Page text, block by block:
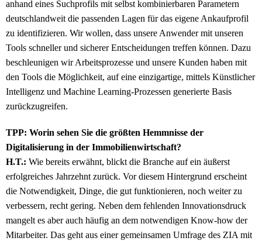
anhand eines Suchprofils mit selbst kombinierbaren Parametern
deutschlandweit die passenden Lagen für das eigene Ankaufprofil
zu identifizieren. Wir wollen, dass unsere Anwender mit unseren
Tools schneller und sicherer Entscheidungen treffen können. Dazu
beschleunigen wir Arbeitsprozesse und unsere Kunden haben mit
den Tools die Möglichkeit, auf eine einzigartige, mittels Künstlicher
Intelligenz und Machine Learning-Prozessen generierte Basis
zurückzugreifen.
TPP: Worin sehen Sie die größten Hemmnisse der
Digitalisierung in der Immobilienwirtschaft?
H.T.: Wie bereits erwähnt, blickt die Branche auf ein äußerst
erfolgreiches Jahrzehnt zurück. Vor diesem Hintergrund erscheint
die Notwendigkeit, Dinge, die gut funktionieren, noch weiter zu
verbessern, recht gering. Neben dem fehlenden Innovationsdruck
mangelt es aber auch häufig an dem notwendigen Know-how der
Mitarbeiter. Das geht aus einer gemeinsamen Umfrage des ZIA mit